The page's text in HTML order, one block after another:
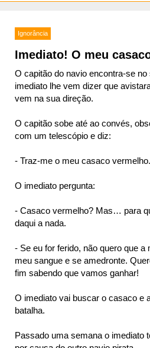
Ignorância
Imediato! O meu
O capitão do navio encontra-se
imediato lhe vem dizer que
vem na sua direção.
O capitão sobe até ao convés,
com um telescópio e diz:
- Traz-me o meu casaco vermelho.
O imediato pergunta:
- Casaco vermelho? Mas… para
daqui a nada.
- Se eu for ferido, não quero que a
meu sangue e se amedronte.
fim sabendo que vamos ganhar!
O imediato vai buscar o casaco e
batalha.
Passado uma semana o imediato